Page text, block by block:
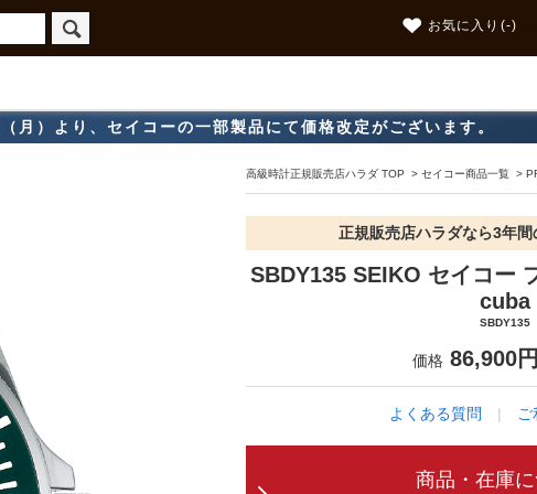
お気に入り (-)
月）より、セイコーの一部製品にて価格改定がございます。
高級時計正規販売店ハラダ TOP >セイコー商品一覧 >
正規販売店ハラダなら3年
SBDY135 SEIKO セイコー
cuba
SBDY135
価格86,900
よくある質問 | ご
商品・在庫